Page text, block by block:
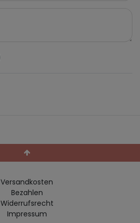
Versandkosten
Bezahlen
Widerrufs­recht
Impressum